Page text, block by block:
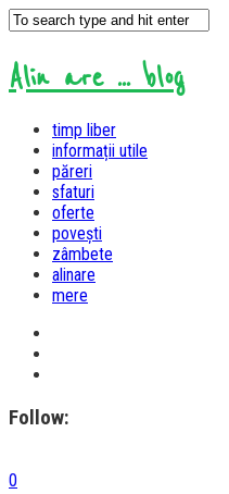
Alin are ... blog
timp liber
informații utile
păreri
sfaturi
oferte
povești
zâmbete
alinare
mere
Follow:
0